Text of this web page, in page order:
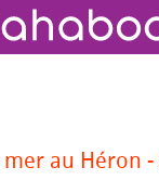
au Héron -